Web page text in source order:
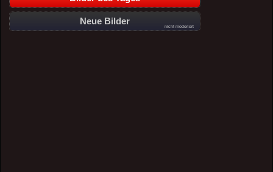
Neue Bilder
nicht moderiert